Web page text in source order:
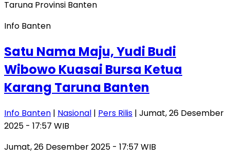
Info Banten
Satu Nama Maju, Yudi Budi
Wibowo Kuasai Bursa Ketua
Karang Taruna Banten
Info Banten | Nasional | Pers Rilis | Jumat, 26 Desember
2025 - 17:57 WIB
Jumat, 26 Desember 2025 - 17:57 WIB